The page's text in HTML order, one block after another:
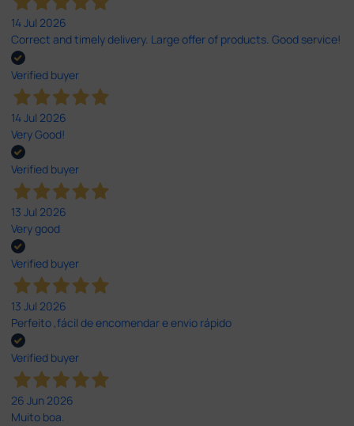
14 Jul 2026
Correct and timely delivery. Large offer of products. Good service!
Verified buyer
14 Jul 2026
Very Good!
Verified buyer
13 Jul 2026
Very good
Verified buyer
13 Jul 2026
Perfeito ,fácil de encomendar e envio rápido
Verified buyer
26 Jun 2026
Muito boa.